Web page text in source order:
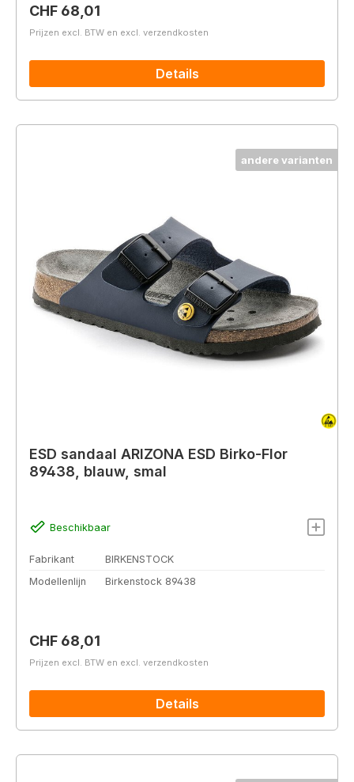
Normale prijs:
CHF 68,01
Prijzen excl. BTW en excl. verzendkosten
Details
andere varianten
ESD sandaal ARIZONA ESD Birko-Flor
89438, blauw, smal
Beschikbaar
Fabrikant
BIRKENSTOCK
Modellenlijn
Birkenstock 89438
Normale prijs:
CHF 68,01
Prijzen excl. BTW en excl. verzendkosten
Details